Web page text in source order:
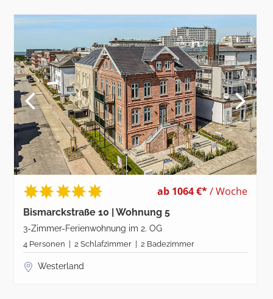
ab 1064 €*/ Woche
Bismarckstraße 10 | Wohnung 5
3-Zimmer-Ferienwohnung im 2. OG
4 Personen | 2 Schlafzimmer | 2 Badezimmer
Westerland